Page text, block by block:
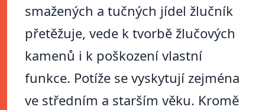
smažených a tučných jídel žlučník
přetěžuje, vede k tvorbě žlučových
kamenů i k poškození vlastní
funkce. Potíže se vyskytují zejména
ve středním a starším věku. Kromě